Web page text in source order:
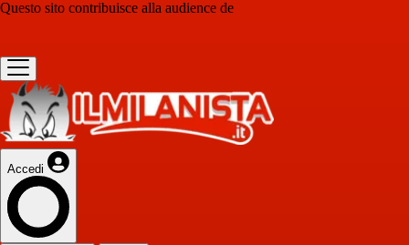
Questo sito contribuisce alla audience de
Accedi